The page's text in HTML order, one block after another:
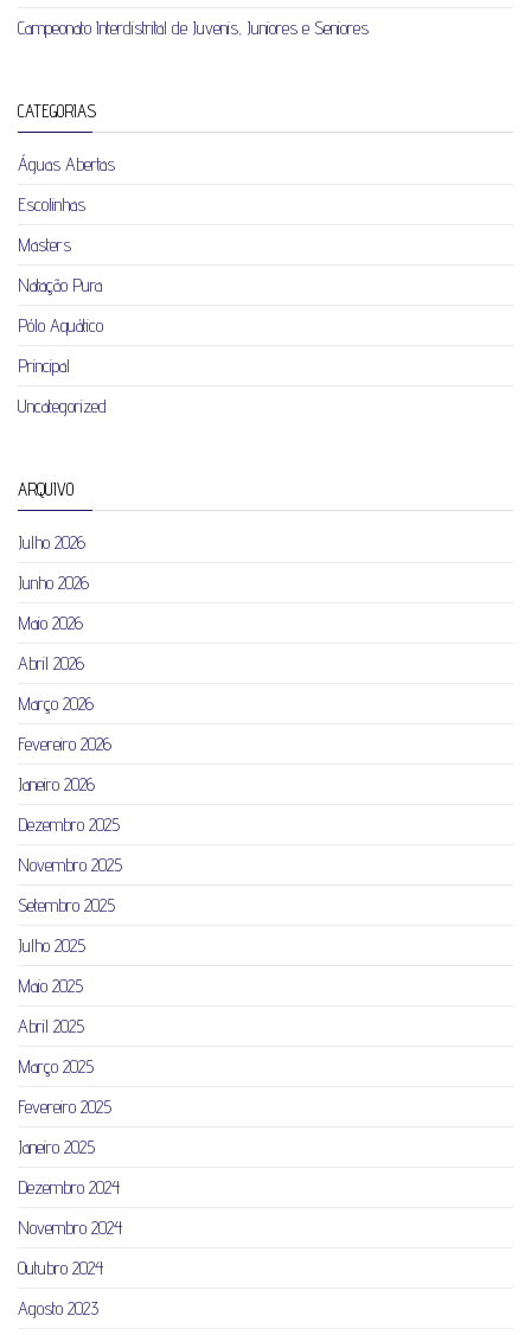
Campeonato Interdistrital de Juvenis, Juniores e Seniores
CATEGORIAS
Águas Abertas
Escolinhas
Masters
Natação Pura
Pólo Aquático
Principal
Uncategorized
ARQUIVO
Julho 2026
Junho 2026
Maio 2026
Abril 2026
Março 2026
Fevereiro 2026
Janeiro 2026
Dezembro 2025
Novembro 2025
Setembro 2025
Julho 2025
Maio 2025
Abril 2025
Março 2025
Fevereiro 2025
Janeiro 2025
Dezembro 2024
Novembro 2024
Outubro 2024
Agosto 2023